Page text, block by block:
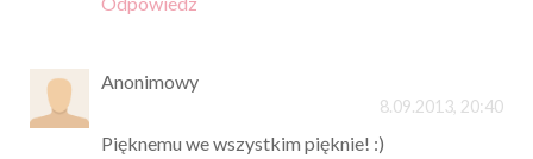
Anonimowy
8.09.2013, 20:40
Pięknemu we wszystkim pięknie! :)